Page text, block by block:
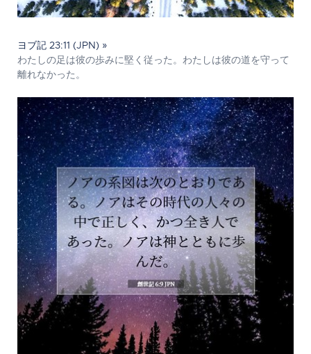
ヨブ記 23:11 (JPN) »
わたしの足は彼の歩みに堅く従った。わたしは彼の道を守って
離れなかった。